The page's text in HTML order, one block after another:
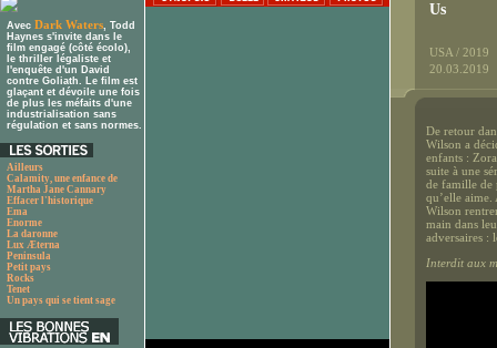
Avec Dark Waters, Todd
Haynes s'invite dans le
film engagé (côté écolo),
le thriller légaliste et
l'enquête d'un David
contre Goliath. Le film est
glaçant et dévoile une fois
de plus les méfaits d'une
industrialisation sans
régulation et sans normes.
Ailleurs
Calamity, une enfance de
Martha Jane Cannary
Effacer l'historique
Ema
Enorme
La daronne
Lux Æterna
Peninsula
Petit pays
Rocks
Tenet
Un pays qui se tient sage
Us
USA / 2019
20.03.2019
De retour
Wilson a
enfants :
suite à une
de famille de
qu’elle aime.
Wilson
main dans
adversaires :
Interdit aux